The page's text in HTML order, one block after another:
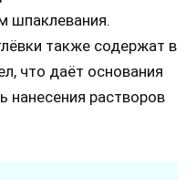
шпаклевания.
также содержат в
что даёт основания
нанесения растворов